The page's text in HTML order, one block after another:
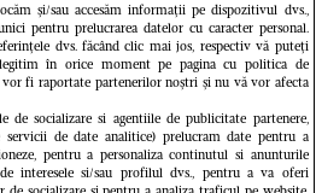
și/sau accesăm informații pe dispozitivul dvs.,
pentru prelucrarea datelor cu caracter personal.
dvs. făcând clic mai jos, respectiv vă puteți
în orice moment pe pagina cu politica de
vor fi raportate partenerilor noștri și nu vă vor afecta
de socializare si agentiile de publicitate partenere,
de date analitice) prelucram date pentru a
pentru a personaliza continutul si anunturile
interesele si/sau profilul dvs., pentru a va oferi